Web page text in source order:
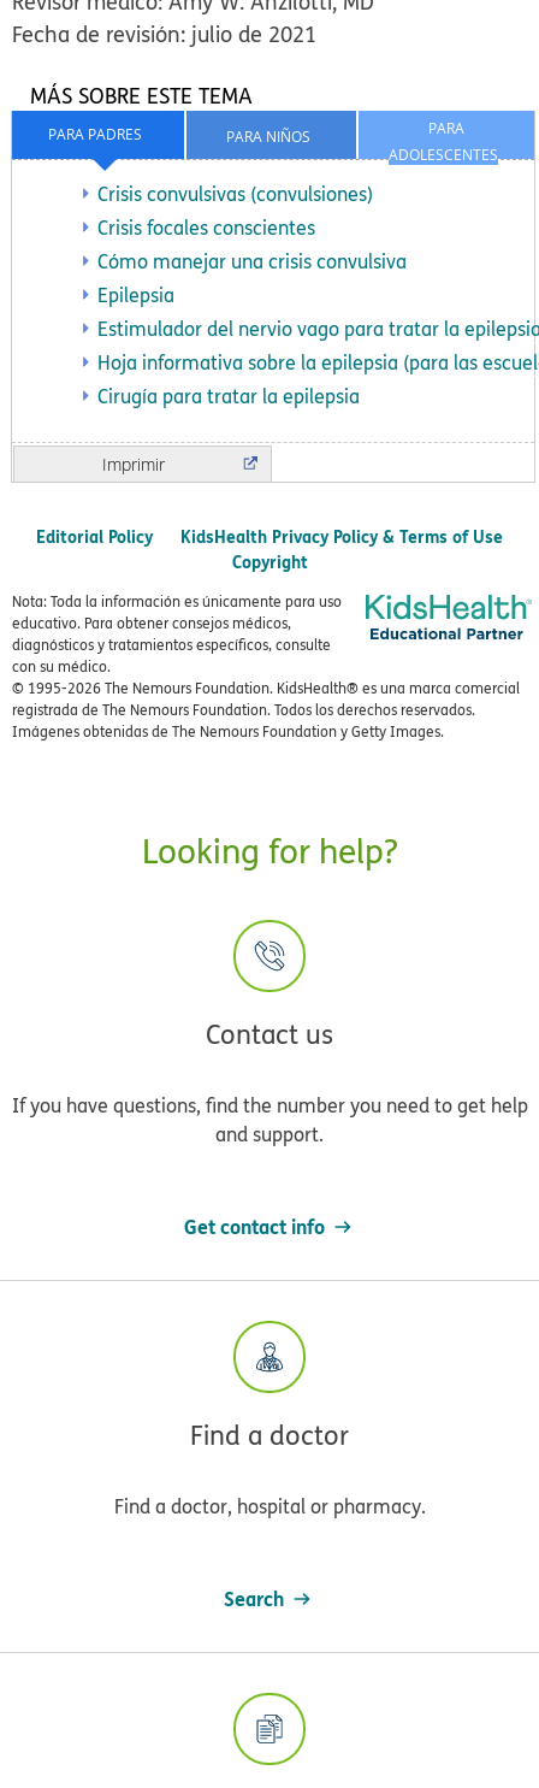
Fecha de revisión: julio de 2021
PARA
ADOLESCENTES
PARA NIÑOS
PARA PADRES
MÁS SOBRE ESTE TEMA
Crisis convulsivas (convulsiones)
Crisis focales conscientes
Cómo manejar una crisis convulsiva
Epilepsia
Estimulador del nervio vago para tratar la
Hoja informativa sobre la epilepsia (para las
Cirugía para tratar la epilepsia
Imprimir
Editorial Policy
KidsHealth Privacy Policy & Terms of Use
Copyright
Nota: Toda la información es únicamente para uso
educativo. Para obtener consejos médicos,
diagnósticos y tratamientos específicos, consulte
con su médico.
© 1995-2026 The Nemours Foundation. KidsHealth® es una marca comercial
registrada de The Nemours Foundation. Todos los derechos reservados.
Imágenes obtenidas de The Nemours Foundation y Getty Images.
Looking for help?
Contact us
If you have questions, find the number you need to get help
and support.
Get contact info
Find a doctor
Find a doctor, hospital or pharmacy.
Search